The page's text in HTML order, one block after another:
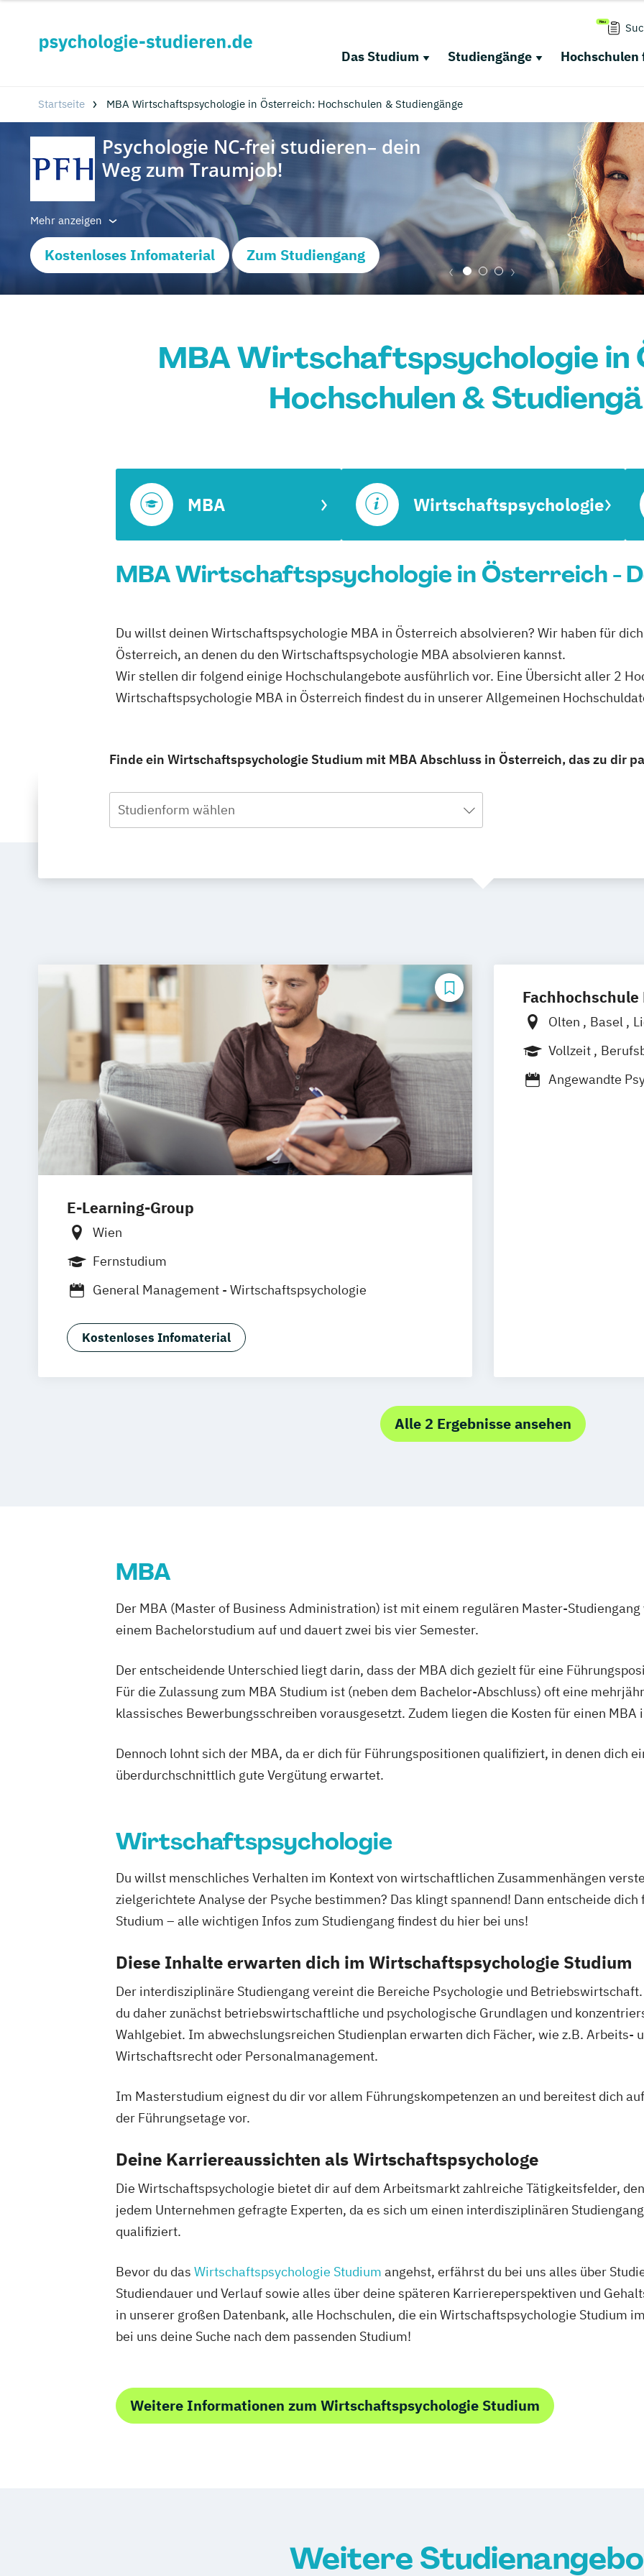
Das Studium Studiengänge Hochschulen
Startseite MBA Wirtschaftspsychologie in Österreich: Hochschulen & Studiengänge
Mehr anzeigen
Kostenloses Infomaterial Zum Studiengang
MBA Wirtschaftspsychologie in
Hochschulen &
MBA Wirtschaftspsychologie
MBA Wirtschaftspsychologie in Österreich -
Du willst deinen Wirtschaftspsychologie MBA in Österreich absolvieren? Wir haben für
Österreich, an denen du den Wirtschaftspsychologie MBA absolvieren kannst.
Wir stellen dir folgend einige Hochschulangebote ausführlich vor. Eine Übersicht aller 2
Wirtschaftspsychologie MBA in Österreich findest du in unserer Allgemeinen
Finde ein Wirtschaftspsychologie Studium mit MBA Abschluss in Österreich, das zu dir
Studienform wählen
E-Learning-Group
Wien
Fernstudium
General Management - Wirtschaftspsychologie
Kostenloses Infomaterial
Olten Basel
Vollzeit
Angewandte
Alle 2 Ergebnisse ansehen
MBA
Der MBA (Master of Business Administration) ist mit einem regulären Master-
einem Bachelorstudium auf und dauert zwei bis vier Semester.
Der entscheidende Unterschied liegt darin, dass der MBA dich gezielt für eine
Für die Zulassung zum MBA Studium ist (neben dem Bachelor-Abschluss) oft eine
klassisches Bewerbungsschreiben vorausgesetzt. Zudem liegen die Kosten für einen
Dennoch lohnt sich der MBA, da er dich für Führungspositionen qualifiziert, in denen dich
überdurchschnittlich gute Vergütung erwartet.
Wirtschaftspsychologie
Du willst menschliches Verhalten im Kontext von wirtschaftlichen Zusammenhängen
zielgerichtete Analyse der Psyche bestimmen? Das klingt spannend! Dann entscheide
Studium – alle wichtigen Infos zum Studiengang findest du hier bei uns!
Diese Inhalte erwarten dich im Wirtschaftspsychologie Studium
Der interdisziplinäre Studiengang vereint die Bereiche Psychologie und
du daher zunächst betriebswirtschaftliche und psychologische Grundlagen und
Wahlgebiet. Im abwechslungsreichen Studienplan erwarten dich Fächer, wie z.B. Arbeits-
Wirtschaftsrecht oder Personalmanagement.
Im Masterstudium eignest du dir vor allem Führungskompetenzen an und bereitest dich
der Führungsetage vor.
Deine Karriereaussichten als Wirtschaftspsychologe
Die Wirtschaftspsychologie bietet dir auf dem Arbeitsmarkt zahlreiche Tätigkeitsfelder,
jedem Unternehmen gefragte Experten, da es sich um einen interdisziplinären
qualifiziert.
Bevor du das Wirtschaftspsychologie Studium angehst, erfährst du bei uns alles über
Studiendauer und Verlauf sowie alles über deine späteren Karriereperspektiven und
in unserer großen Datenbank, alle Hochschulen, die ein Wirtschaftspsychologie Studium
bei uns deine Suche nach dem passenden Studium!
Weitere Informationen zum Wirtschaftspsychologie Studium
Weitere